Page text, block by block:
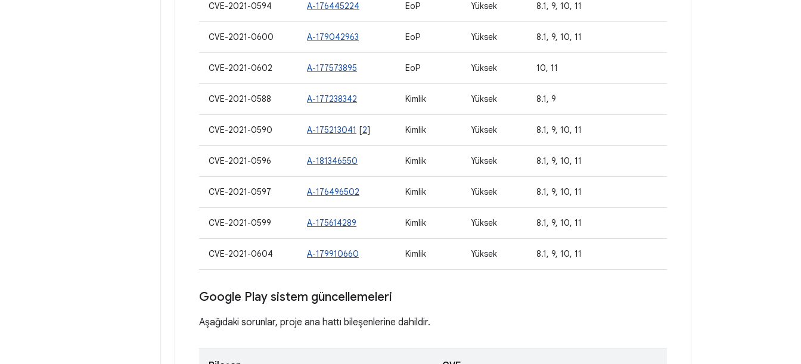
CVE-2021-0594 A-176445224 EoP Yüksek 8.1, 9, 10, 11
CVE-2021-0600 A-179042963 EoP Yüksek 8.1, 9, 10, 11
CVE-2021-0602 A-177573895 EoP Yüksek 10, 11
CVE-2021-0588 A-177238342 Kimlik Yüksek 8.1, 9
CVE-2021-0590 A-175213041 [2] Kimlik Yüksek 8.1, 9, 10, 11
CVE-2021-0596 A-181346550 Kimlik Yüksek 8.1, 9, 10, 11
CVE-2021-0597 A-176496502 Kimlik Yüksek 8.1, 9, 10, 11
CVE-2021-0599 A-175614289 Kimlik Yüksek 8.1, 9, 10, 11
CVE-2021-0604 A-179910660 Kimlik Yüksek 8.1, 9, 10, 11
Google Play sistem güncellemeleri
Aşağıdaki sorunlar, proje ana hattı bileşenlerine dahildir.